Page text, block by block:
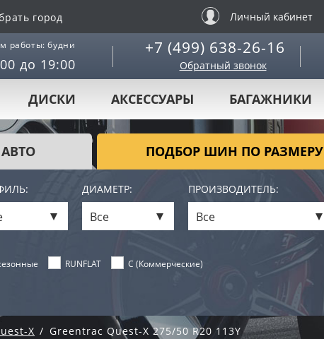
город Личный кабинет
работы: будни
до 19:00
+7 (499) 638-26-16
Обратный звонок
ДИСКИ АКСЕССУАРЫ БАГАЖНИКИ
ПОДБОР ШИН ПО РАЗМЕРУ
ДИАМЕТР: ПРОИЗВОДИТЕЛЬ:
Все Все
RUNFLAT C (Коммерческие)
X Greentrac Quest-X 275/50 R20 113Y